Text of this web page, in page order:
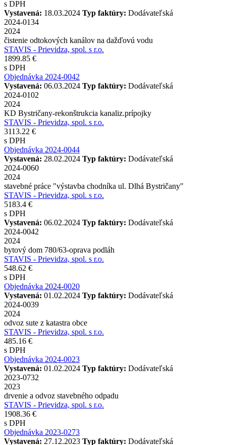
s DPH
Vystavená: 18.03.2024 Typ faktúry: Dodávateľská
2024-0134
2024
čistenie odtokových kanálov na dažďovú vodu
STAVIS - Prievidza, spol. s r.o.
1899.85 €
s DPH
Objednávka 2024-0042
Vystavená: 06.03.2024 Typ faktúry: Dodávateľská
2024-0102
2024
KD Bystričany-rekonštrukcia kanaliz.prípojky
STAVIS - Prievidza, spol. s r.o.
3113.22 €
s DPH
Objednávka 2024-0044
Vystavená: 28.02.2024 Typ faktúry: Dodávateľská
2024-0060
2024
stavebné práce "výstavba chodníka ul. Dlhá Bystričany"
STAVIS - Prievidza, spol. s r.o.
5183.4 €
s DPH
Vystavená: 06.02.2024 Typ faktúry: Dodávateľská
2024-0042
2024
bytový dom 780/63-oprava podláh
STAVIS - Prievidza, spol. s r.o.
548.62 €
s DPH
Objednávka 2024-0020
Vystavená: 01.02.2024 Typ faktúry: Dodávateľská
2024-0039
2024
odvoz sute z katastra obce
STAVIS - Prievidza, spol. s r.o.
485.16 €
s DPH
Objednávka 2024-0023
Vystavená: 01.02.2024 Typ faktúry: Dodávateľská
2023-0732
2023
drvenie a odvoz stavebného odpadu
STAVIS - Prievidza, spol. s r.o.
1908.36 €
s DPH
Objednávka 2023-0273
Vystavená: 27.12.2023 Typ faktúry: Dodávateľská